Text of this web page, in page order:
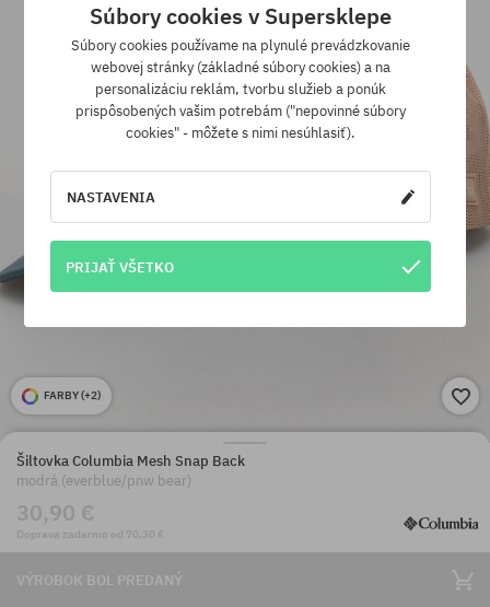
FARBY (+2)
Šiltovka Columbia Mesh Snap Back
modrá (everblue/pnw bear)
30,90 €
Doprava zadarmo od 70,30 €
VÝROBOK BOL PREDANÝ
Súbory cookies v Supersklepe
Súbory cookies používame na plynulé prevádzkovanie
webovej stránky (základné súbory cookies) a na
personalizáciu reklám, tvorbu služieb a ponúk
prispôsobených vašim potrebám ("nepovinné súbory
cookies" - môžete s nimi nesúhlasiť).
NASTAVENIA
PRIJAŤ VŠETKO